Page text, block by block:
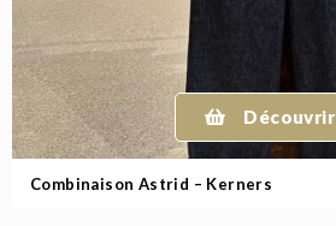
Découvrir
Combinaison Astrid – Kerners